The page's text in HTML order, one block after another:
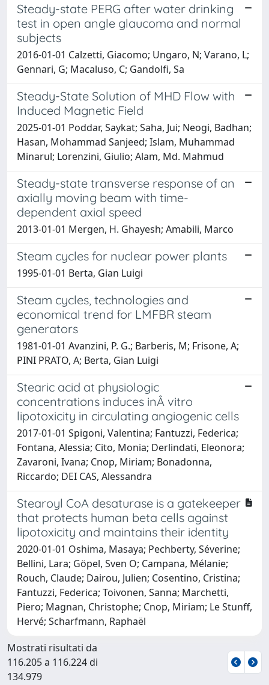
Steady-state PERG after water drinking
test in open angle glaucoma and normal
subjects
2016-01-01 Calzetti, Giacomo; Ungaro, N; Varano, L;
Gennari, G; Macaluso, C; Gandolfi, Sa
Steady-State Solution of MHD Flow with
Induced Magnetic Field
2025-01-01 Poddar, Saykat; Saha, Jui; Neogi, Badhan;
Hasan, Mohammad Sanjeed; Islam, Muhammad
Minarul; Lorenzini, Giulio; Alam, Md. Mahmud
Steady-state transverse response of an
axially moving beam with time-
dependent axial speed
2013-01-01 Mergen, H. Ghayesh; Amabili, Marco
Steam cycles for nuclear power plants
1995-01-01 Berta, Gian Luigi
Steam cycles, technologies and
economical trend for LMFBR steam
generators
1981-01-01 Avanzini, P. G.; Barberis, M; Frisone, A;
PINI PRATO, A; Berta, Gian Luigi
Stearic acid at physiologic
concentrations induces inÂ vitro
lipotoxicity in circulating angiogenic cells
2017-01-01 Spigoni, Valentina; Fantuzzi, Federica;
Fontana, Alessia; Cito, Monia; Derlindati, Eleonora;
Zavaroni, Ivana; Cnop, Miriam; Bonadonna,
Riccardo; DEI CAS, Alessandra
Stearoyl CoA desaturase is a gatekeeper
that protects human beta cells against
lipotoxicity and maintains their identity
2020-01-01 Oshima, Masaya; Pechberty, Séverine;
Bellini, Lara; Göpel, Sven O; Campana, Mélanie;
Rouch, Claude; Dairou, Julien; Cosentino, Cristina;
Fantuzzi, Federica; Toivonen, Sanna; Marchetti,
Piero; Magnan, Christophe; Cnop, Miriam; Le Stunff,
Hervé; Scharfmann, Raphaël
Mostrati risultati da
116.205 a 116.224 di
134.979